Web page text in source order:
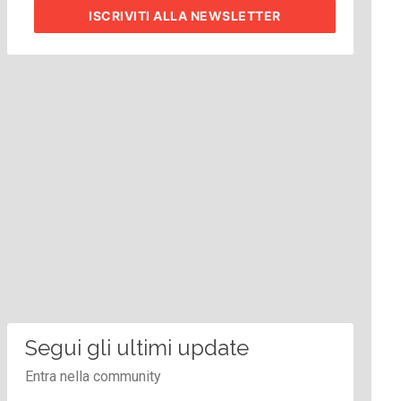
ISCRIVITIALLA NEWSLETTER
Segui gli ultimi update
Entra nella community